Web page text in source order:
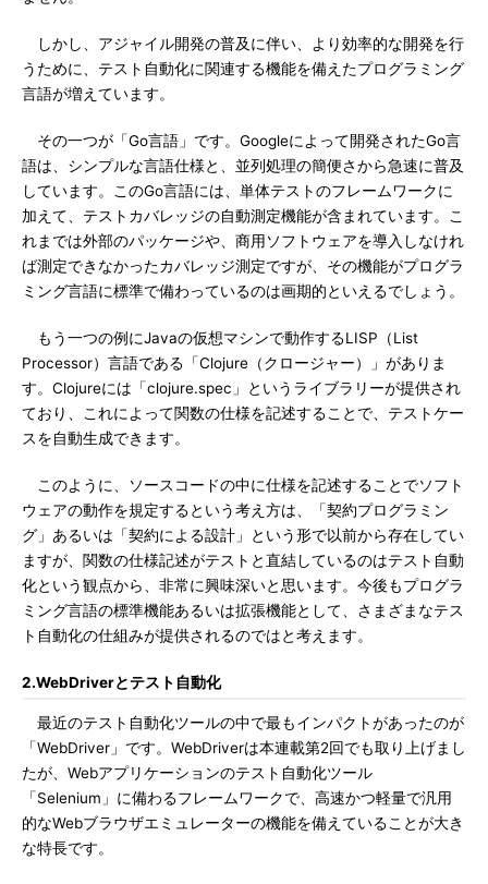
しかし、アジャイル開発の普及に伴い、より効率的な開発を行
うために、テスト自動化に関連する機能を備えたプログラミング
言語が増えています。
その一つが「Go言語」です。Googleによって開発されたGo言
語は、シンプルな言語仕様と、並列処理の簡便さから急速に普及
しています。このGo言語には、単体テストのフレームワークに
加えて、テストカバレッジの自動測定機能が含まれています。こ
れまでは外部のパッケージや、商用ソフトウェアを導入しなけれ
ば測定できなかったカバレッジ測定ですが、その機能がプログラ
ミング言語に標準で備わっているのは画期的といえるでしょう。
もう一つの例にJavaの仮想マシンで動作するLISP（List
Processor）言語である「Clojure（クロージャー）」がありま
す。Clojureには「clojure.spec」というライブラリーが提供され
ており、これによって関数の仕様を記述することで、テストケー
スを自動生成できます。
このように、ソースコードの中に仕様を記述することでソフト
ウェアの動作を規定するという考え方は、「契約プログラミン
グ」あるいは「契約による設計」という形で以前から存在してい
ますが、関数の仕様記述がテストと直結しているのはテスト自動
化という観点から、非常に興味深いと思います。今後もプログラ
ミング言語の標準機能あるいは拡張機能として、さまざまなテス
ト自動化の仕組みが提供されるのではと考えます。
2.WebDriverとテスト自動化
最近のテスト自動化ツールの中で最もインパクトがあったのが
「WebDriver」です。WebDriverは本連載第2回でも取り上げまし
たが、Webアプリケーションのテスト自動化ツール
「Selenium」に備わるフレームワークで、高速かつ軽量で汎用
的なWebブラウザエミュレーターの機能を備えていることが大き
な特長です。